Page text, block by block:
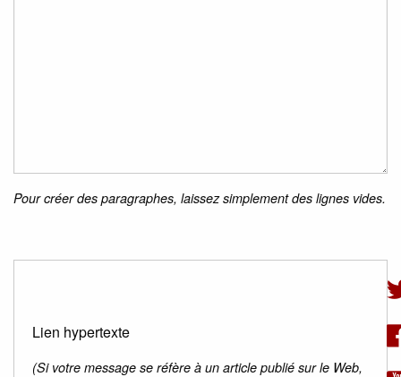
Pour créer des paragraphes, laissez simplement des lignes vides.
Lien hypertexte
(Si votre message se réfère à un article publié sur le Web,